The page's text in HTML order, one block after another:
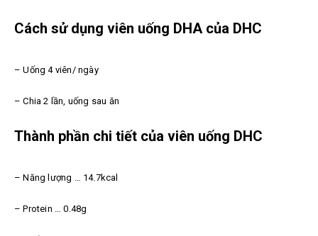
Cách sử dụng viên uống DHA của DHC
– Uống 4 viên/ ngày
– Chia 2 lần, uống sau ăn
Thành phần chi tiết của viên uống DHC
– Năng lượng … 14.7kcal
– Protein … 0.48g